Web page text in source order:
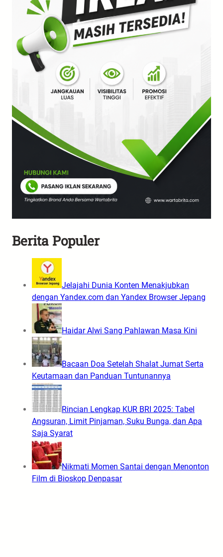
Berita Populer
Jelajahi Dunia Konten Menakjubkan
dengan Yandex.com dan Yandex Browser Jepang
Haidar Alwi Sang Pahlawan Masa Kini
Bacaan Doa Setelah Shalat Jumat Serta
Keutamaan dan Panduan Tuntunannya
Rincian Lengkap KUR BRI 2025: Tabel
Angsuran, Limit Pinjaman, Suku Bunga, dan Apa
Saja Syarat
Nikmati Momen Santai dengan Menonton
Film di Bioskop Denpasar